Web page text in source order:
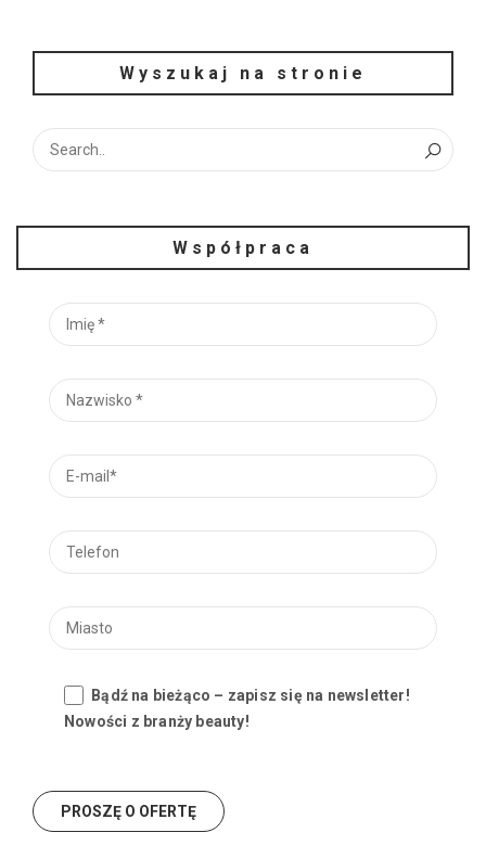
Wyszukaj na stronie
Współpraca
Bądź na bieżąco – zapisz się na newsletter!
Nowości z branży beauty!